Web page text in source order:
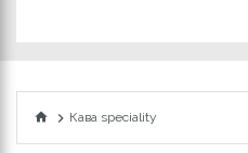
Кава speciality